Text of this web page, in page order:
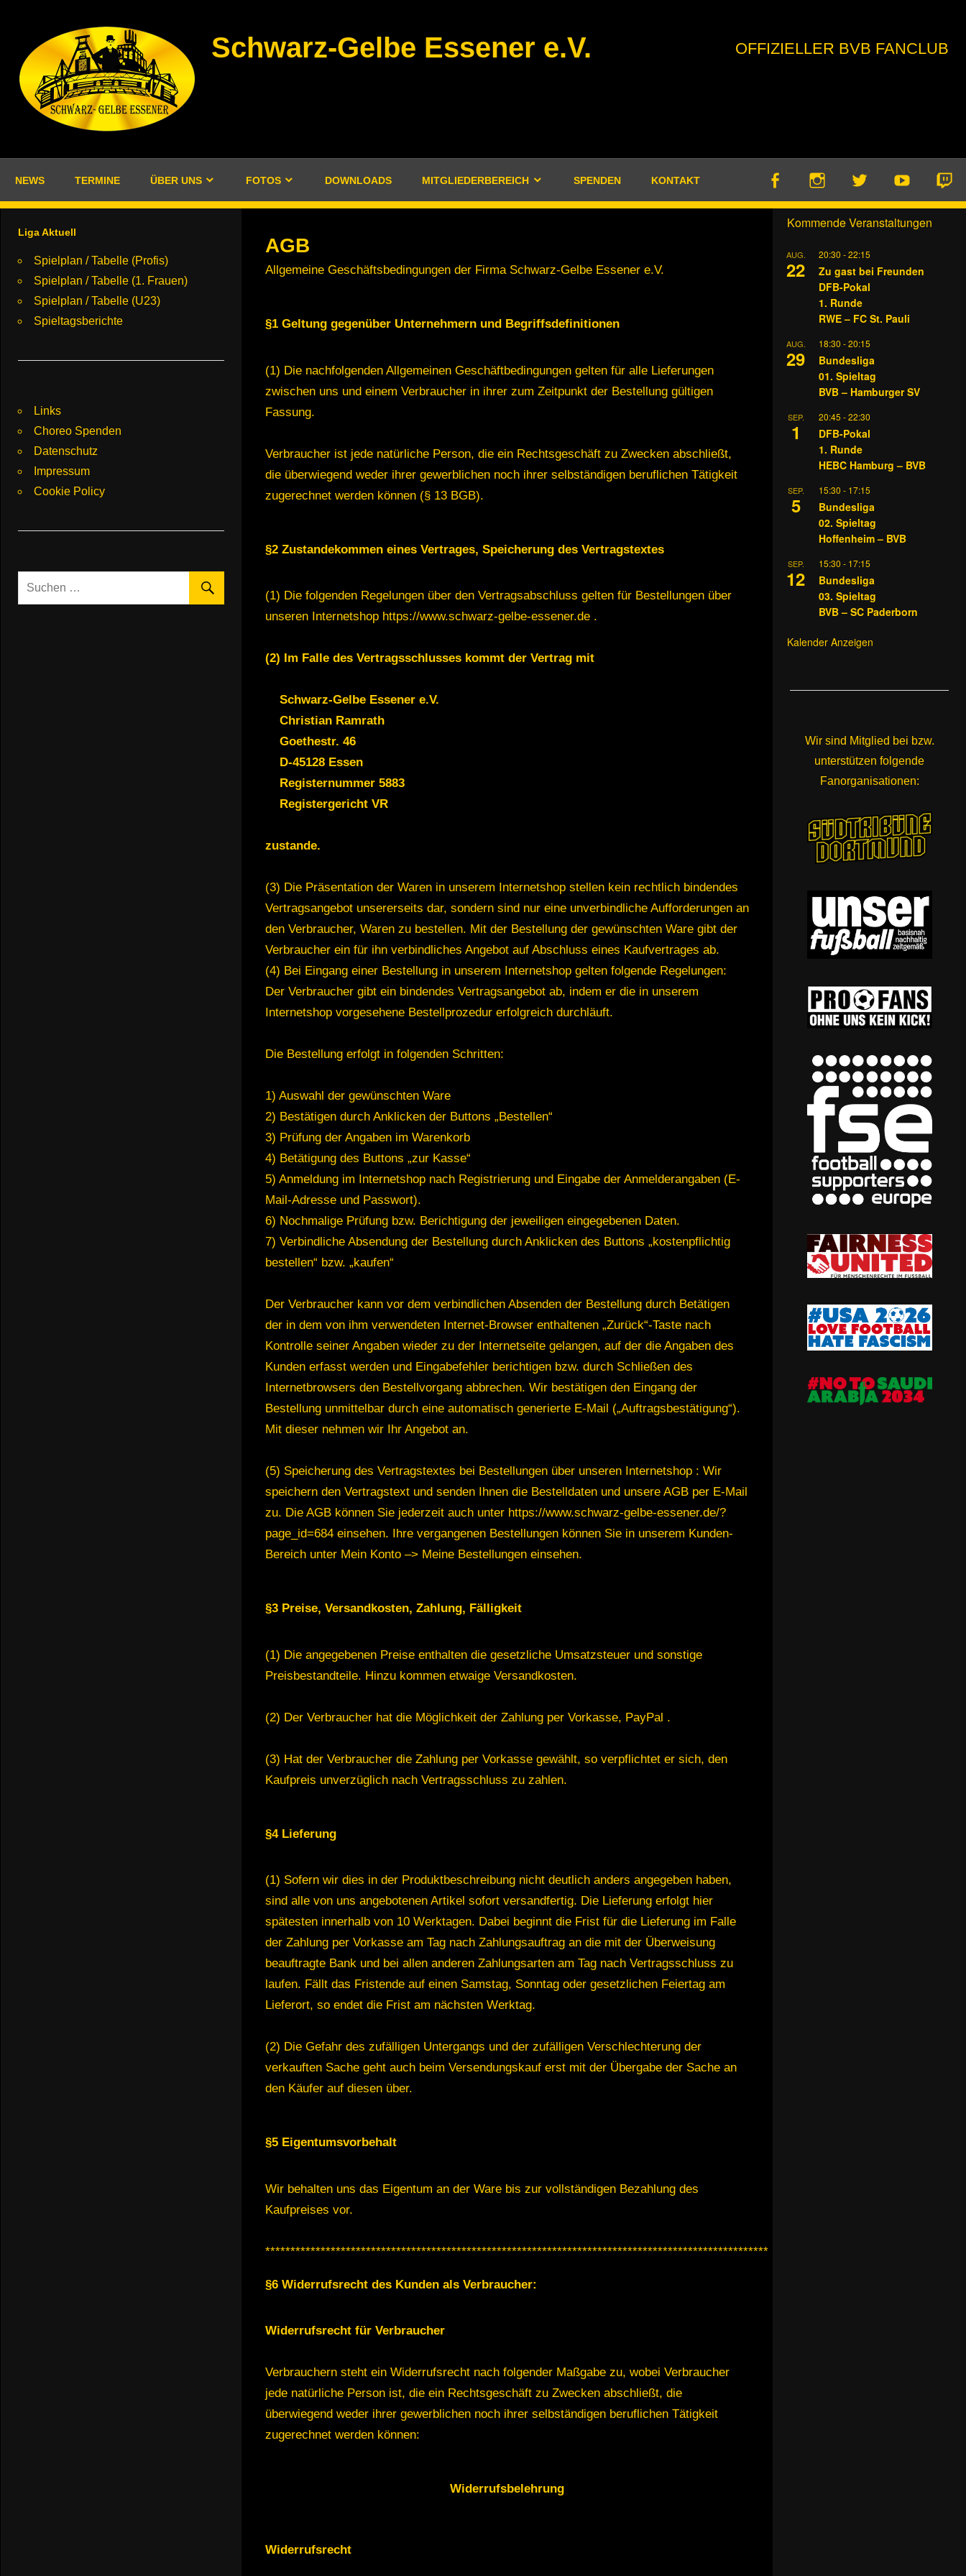
springen
Schwarz-Gelbe Essener e.V. OFFIZIELLER BVB FANCLUB
NEWS TERMINE ÜBER UNS FOTOS DOWNLOADS MITGLIEDERBEREICH SPENDEN KONTAKT
AGB
Allgemeine Geschäftsbedingungen der Firma Schwarz-Gelbe Essener e.V.
§1 Geltung gegenüber Unternehmern und Begriffsdefinitionen
(1) Die nachfolgenden Allgemeinen Geschäftbedingungen gelten für alle Lieferungen
zwischen uns und einem Verbraucher in ihrer zum Zeitpunkt der Bestellung gültigen
Fassung.
Verbraucher ist jede natürliche Person, die ein Rechtsgeschäft zu Zwecken abschließt,
die überwiegend weder ihrer gewerblichen noch ihrer selbständigen beruflichen Tätigkeit
zugerechnet werden können (§ 13 BGB).
§2 Zustandekommen eines Vertrages, Speicherung des Vertragstextes
(1) Die folgenden Regelungen über den Vertragsabschluss gelten für Bestellungen über
unseren Internetshop https://www.schwarz-gelbe-essener.de .
(2) Im Falle des Vertragsschlusses kommt der Vertrag mit
Schwarz-Gelbe Essener e.V.
Christian Ramrath
Goethestr. 46
D-45128 Essen
Registernummer 5883
Registergericht VR
zustande.
(3) Die Präsentation der Waren in unserem Internetshop stellen kein rechtlich bindendes
Vertragsangebot unsererseits dar, sondern sind nur eine unverbindliche Aufforderungen an
den Verbraucher, Waren zu bestellen. Mit der Bestellung der gewünschten Ware gibt der
Verbraucher ein für ihn verbindliches Angebot auf Abschluss eines Kaufvertrages ab.
(4) Bei Eingang einer Bestellung in unserem Internetshop gelten folgende Regelungen:
Der Verbraucher gibt ein bindendes Vertragsangebot ab, indem er die in unserem
Internetshop vorgesehene Bestellprozedur erfolgreich durchläuft.
Die Bestellung erfolgt in folgenden Schritten:
1) Auswahl der gewünschten Ware
2) Bestätigen durch Anklicken der Buttons „Bestellen“
3) Prüfung der Angaben im Warenkorb
4) Betätigung des Buttons „zur Kasse“
5) Anmeldung im Internetshop nach Registrierung und Eingabe der Anmelderangaben (E-
Mail-Adresse und Passwort).
6) Nochmalige Prüfung bzw. Berichtigung der jeweiligen eingegebenen Daten.
7) Verbindliche Absendung der Bestellung durch Anklicken des Buttons „kostenpflichtig
bestellen“ bzw. „kaufen“
Der Verbraucher kann vor dem verbindlichen Absenden der Bestellung durch Betätigen
der in dem von ihm verwendeten Internet-Browser enthaltenen „Zurück“-Taste nach
Kontrolle seiner Angaben wieder zu der Internetseite gelangen, auf der die Angaben des
Kunden erfasst werden und Eingabefehler berichtigen bzw. durch Schließen des
Internetbrowsers den Bestellvorgang abbrechen. Wir bestätigen den Eingang der
Bestellung unmittelbar durch eine automatisch generierte E-Mail („Auftragsbestätigung“).
Mit dieser nehmen wir Ihr Angebot an.
(5) Speicherung des Vertragstextes bei Bestellungen über unseren Internetshop : Wir
speichern den Vertragstext und senden Ihnen die Bestelldaten und unsere AGB per E-Mail
zu. Die AGB können Sie jederzeit auch unter https://www.schwarz-gelbe-essener.de/?
page_id=684 einsehen. Ihre vergangenen Bestellungen können Sie in unserem Kunden-
Bereich unter Mein Konto –> Meine Bestellungen einsehen.
§3 Preise, Versandkosten, Zahlung, Fälligkeit
(1) Die angegebenen Preise enthalten die gesetzliche Umsatzsteuer und sonstige
Preisbestandteile. Hinzu kommen etwaige Versandkosten.
(2) Der Verbraucher hat die Möglichkeit der Zahlung per Vorkasse, PayPal .
(3) Hat der Verbraucher die Zahlung per Vorkasse gewählt, so verpflichtet er sich, den
Kaufpreis unverzüglich nach Vertragsschluss zu zahlen.
§4 Lieferung
(1) Sofern wir dies in der Produktbeschreibung nicht deutlich anders angegeben haben,
sind alle von uns angebotenen Artikel sofort versandfertig. Die Lieferung erfolgt hier
spätesten innerhalb von 10 Werktagen. Dabei beginnt die Frist für die Lieferung im Falle
der Zahlung per Vorkasse am Tag nach Zahlungsauftrag an die mit der Überweisung
beauftragte Bank und bei allen anderen Zahlungsarten am Tag nach Vertragsschluss zu
laufen. Fällt das Fristende auf einen Samstag, Sonntag oder gesetzlichen Feiertag am
Lieferort, so endet die Frist am nächsten Werktag.
(2) Die Gefahr des zufälligen Untergangs und der zufälligen Verschlechterung der
verkauften Sache geht auch beim Versendungskauf erst mit der Übergabe der Sache an
den Käufer auf diesen über.
§5 Eigentumsvorbehalt
Wir behalten uns das Eigentum an der Ware bis zur vollständigen Bezahlung des
Kaufpreises vor.
****************************************************************************************************
§6 Widerrufsrecht des Kunden als Verbraucher:
Widerrufsrecht für Verbraucher
Verbrauchern steht ein Widerrufsrecht nach folgender Maßgabe zu, wobei Verbraucher
jede natürliche Person ist, die ein Rechtsgeschäft zu Zwecken abschließt, die
überwiegend weder ihrer gewerblichen noch ihrer selbständigen beruflichen Tätigkeit
zugerechnet werden können:
Widerrufsbelehrung
Widerrufsrecht
Liga Aktuell
Spielplan / Tabelle (Profis)
Spielplan / Tabelle (1. Frauen)
Spielplan / Tabelle (U23)
Spieltagsberichte
Links
Choreo Spenden
Datenschutz
Impressum
Cookie Policy
Kommende Veranstaltungen
AUG.
22
20:30 -22:15
Zu gast bei Freunden
DFB-Pokal
1. Runde
RWE – FC St. Pauli
AUG.
29
18:30 -20:15
Bundesliga
01. Spieltag
BVB – Hamburger SV
SEP.
1
20:45 -22:30
DFB-Pokal
1. Runde
HEBC Hamburg – BVB
SEP.
5
15:30 - 17:15
Bundesliga
02. Spieltag
Hoffenheim – BVB
SEP.
12
15:30 - 17:15
Bundesliga
03. Spieltag
BVB – SC Paderborn
Kalender Anzeigen
Wir sind Mitglied bei bzw.
unterstützen folgende
Fanorganisationen: